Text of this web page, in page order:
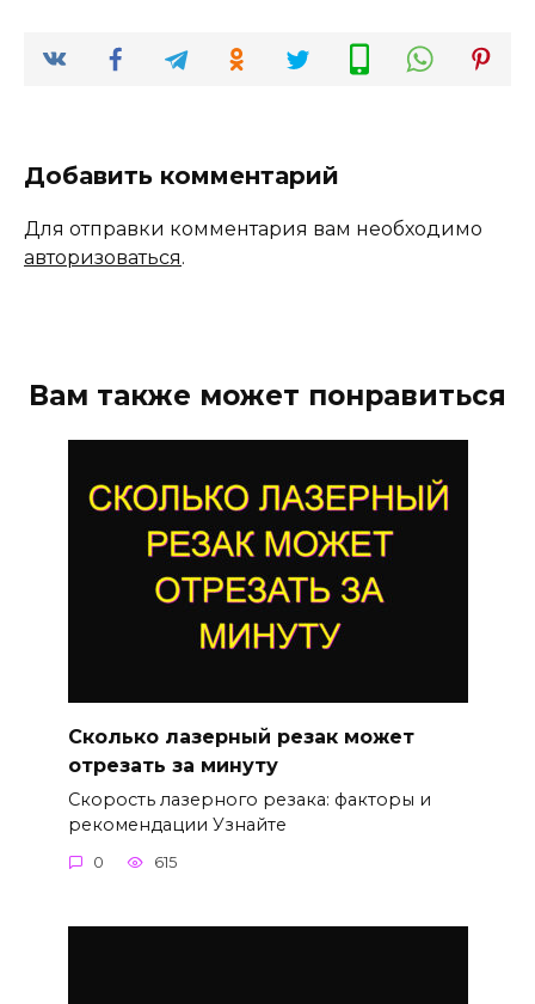
Добавить комментарий
Для отправки комментария вам необходимо
авторизоваться.
Вам также может понравиться
Сколько лазерный резак может
отрезать за минуту
Скорость лазерного резака: факторы и
рекомендации Узнайте
0 615